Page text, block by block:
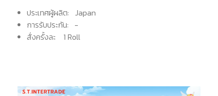
ประเทศผู้ผลิต: Japan
การรับประกัน: -
สั่งครั้งละ 1 Roll